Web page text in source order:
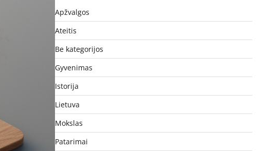
Apžvalgos
Ateitis
Be kategorijos
Gyvenimas
Istorija
Lietuva
Mokslas
Patarimai